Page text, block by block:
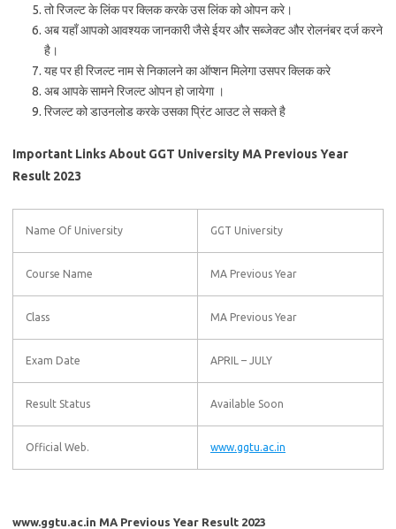
तो रिजल्ट के लिंक पर क्लिक करके उस लिंक को ओपन करे।
अब यहाँ आपको आवश्यक जानकारी जैसे ईयर और सब्जेक्ट और रोलनंबर दर्ज करने
है।
यह पर ही रिजल्ट नाम से निकालने का ऑप्शन मिलेगा उसपर क्लिक करे
अब आपके सामने रिजल्ट ओपन हो जायेगा ।
रिजल्ट को डाउनलोड करके उसका प्रिंट आउट ले सकते है
Important Links About GGT University MA Previous Year
Result 2023
Name Of University GGT University
Course Name MA Previous Year
Class MA Previous Year
Exam Date APRIL – JULY
Result Status Available Soon
Official Web. www.ggtu.ac.in
www.ggtu.ac.in MA Previous Year Result 2023